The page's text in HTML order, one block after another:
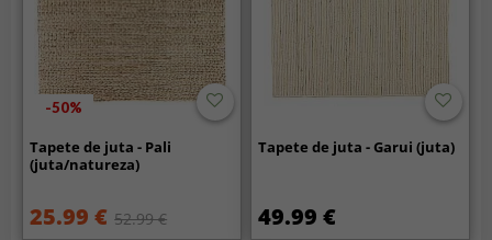
-50%
Tapete de juta - Pali
(juta/natureza)
25.99 € 52.99 €
Tapete de juta - Garui (juta)
49.99 €